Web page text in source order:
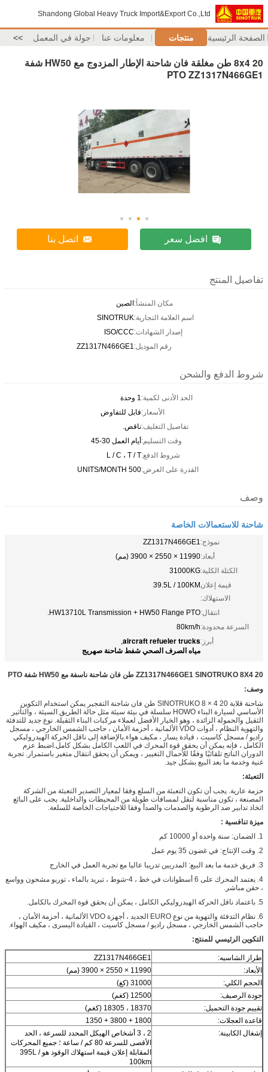
Shandong Global Heavy Truck Import&Export Co.,Ltd
الصفحة الرئيسية منتجات معلومات عنا جولة في المعمل >>
8x4 20 طن مغلقة فان شاحنة الإطار المزدوج مع HW50 شفة
PTO ZZ1317N466GE1
افضل سعر اتصل بنا
تفاصيل المنتج
مكان المنشأ:الصين
اسم العلامة التجارية:SINOTRUK
إصدار الشهادات:ISO/CCC
رقم الموديل:ZZ1317N466GE1
شروط الدفع والشحن
الحد الأدنى لكمية:1 وحدة
الأسعار:قابل للتفاوض
تفاصيل التغليف:ناقص.
وقت التسليم:أيام العمل 30-45
شروط الدفع:L / C ، T / T
القدرة على العرض:500 UNITS/MONTH
وصف
شاحنة للاستعمالات الخاصة
نموذج:ZZ1317N466GE1
أبعاد:11990 × 2550 × 3900 (مم)
الكتلة الكلية:31000KG
قيمة إعلان
الاستهلاك:
39.5L / 100KM
انتقال:HW13710L Transmission + HW50 Flange PTO.
السرعة محدودة:80km/h
أبرز:aircraft refueler trucks
,
مياه الصرف الصحي شفط شاحنة صهريج
ZZ1317N466GE1 SINOTRUKO 8X4 20 طن فان شاحنة ناسفة مع HW50 شفة PTO
وصف:
شاحنة قلابة SINOTRUKO 8 × 4 20 طن فان شاحنة التفجير يمكن استخدام التكوين
الأساسي لسيارة البناء HOWO سلسلة في بيئة سيئة مثل حالة الطريق السيئة ، والتأثير
الثقيل والحمولة الزائدة ، وهو الخيار الأفضل لعملاء مركبات البناء الثقيلة. نوع جديد للتدفئة
والتهوية النظام ، أدوات VDO الألمانية ، أحزمة الأمان ، حاجب الشمس الخارجي ، مسجل
راديو / مسجل كاسيت ، قيادة يسار ، مكيف هواء.بالإضافة إلى ناقل الحركة الهيدروليكي
الكامل ، فإنه يمكن أن يحقق قوة المحرك في اللعب الكامل بشكل كامل.اضبط عزم
الدوران الناتج تلقائيًا وفقًا للأحمال التغيير ، ويمكن أن يحقق انتقال متغير باستمرار. تجربة
غنية وخدمة ما بعد البيع بشكل جيد.
التعبئة:
حزمة عارية. يجب أن تكون التعبئة من السلع وفقا لمعيار التصدير التعبئة من الشركة
المصنعة ، تكون مناسبة لنقل لمسافات طويلة من المحيطات والداخلية. يجب على البائع
اتخاذ تدابير ضد الرطوبة والصدمات والصدأ وفقا للاحتياجات الخاصة للسلعة.
ميزة تنافسية :
1. الضمان: سنة واحدة أو 10000 كم
2. وقت الإنتاج: في غضون 35 يوم عمل
3. فريق خدمة ما بعد البيع: المدربين تدريبا عاليا مع تجربة العمل في الخارج
4. يعتمد المحرك على 6 أسطوانات في خط ، 4-شوط ، تبريد بالماء ، توربو مشحون وواسع
، حقن مباشر.
5. باعتماد ناقل الحركة الهيدروليكي الكامل ، يمكن أن يحقق قوة المحرك بالكامل.
6. نظام التدفئة والتهوية من نوع EURO الجديد ، أجهزة VDO الألمانية ، أحزمة الأمان ،
حاجب الشمس الخارجي ، مسجل راديو / مسجل كاسيت ، القيادة اليسرى ، مكيف الهواء.
التكوين الرئيسي للمنتج:
طراز الشاسيه:
ZZ1317N466GE1
الأبعاد:
11990 × 2550 × 3900 (مم)
الحجم الكلي:
31000 (كغ)
جودة الرصيف:
12500 (كغم)
تقييم جودة التحميل:
18370 ، 18305 (كغم)
قاعدة العجلات:
1800 + 3800 + 1350
إشغال الكابينة:
2 ، 3 أشخاص الهيكل المحدد للسرعة ، الحد
الأقصى للسرعة 80 كم / ساعة ؛ جميع المحركات
المقابلة إعلان قيمة استهلاك الوقود هو 395L /
100km